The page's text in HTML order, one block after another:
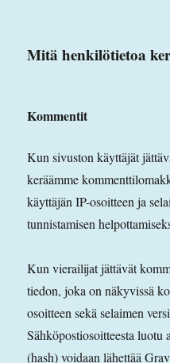
Mitä henkilötietoa
Kommentit
Kun sivuston käyttäjät
keräämme
käyttäjän IP-osoitteen ja
tunnistamisen
Kun vierailijat jättävät
tiedon, joka on näkyvissä
osoitteen sekä selaimen
Sähköpostiosoitteesta luotu
(hash) voidaan lähettää